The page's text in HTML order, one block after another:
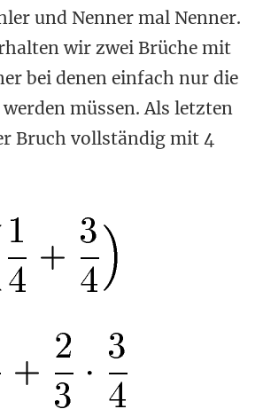
und Nenner mal Nenner.
wir zwei Brüche mit
bei denen einfach nur die
müssen. Als letzten
Bruch vollständig mit 4